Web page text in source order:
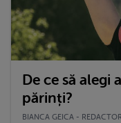
De ce să alegi
părinți?
BIANCA GEICA -